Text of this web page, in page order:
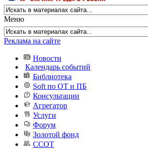
Меню
Реклама на сайте
Новости
Календарь событий
Библиотека
Soft по ОТ и ПБ
Консультации
Агрегатор
Услуги
Форум
Золотой фонд
ССОТ